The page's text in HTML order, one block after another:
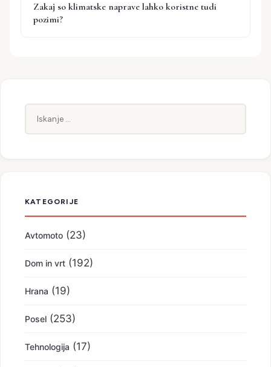
Zakaj so klimatske naprave lahko koristne tudi
pozimi?
KATEGORIJE
Avtomoto (23)
Dom in vrt (192)
Hrana (19)
Posel (253)
Tehnologija (17)